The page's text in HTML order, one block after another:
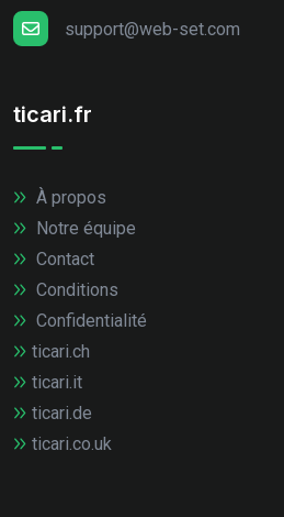
support@web-set.com
ticari.fr
À propos
Notre équipe
Contact
Conditions
Confidentialité
ticari.ch
ticari.it
ticari.de
ticari.co.uk